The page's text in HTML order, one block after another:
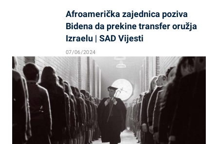
Afroamerička zajednica poziva
Bidena da prekine transfer oružja
Izraelu | SAD Vijesti
07/06/2024